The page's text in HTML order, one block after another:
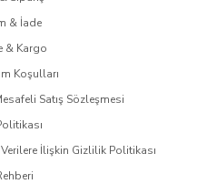
& İade
& Kargo
Koşulları
Satış Sözleşmesi
İlişkin Gizlilik Politikası